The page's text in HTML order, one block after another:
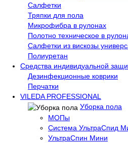
Салфетки
Тряпки для пола
Микрофибра в рулонах
Полотно техническое в
Салфетки из вискозы
Полиуретан
Средства индивидуальной
Дезинфекционные коврики
Перчатки
VILEDA PROFESSIONAL
Уборка пола
МОПы
Система УльтраСпид
УльтраСпин Мини